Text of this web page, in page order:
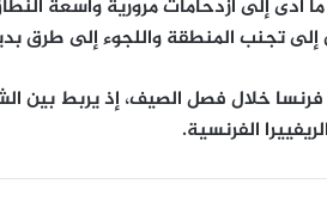
أدى إلى ازدحامات مرورية واسعة
إلىتجنب المنطقةواللجوء إلى طرق
خلال فصل الصيف، إذ يربط بين
الفرنسية.